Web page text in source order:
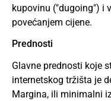
kupovinu ("dugoing") i
povećanjem cijene.
Prednosti
Glavne prednosti koje
internetskog tržišta je
Margina, ili minimalni